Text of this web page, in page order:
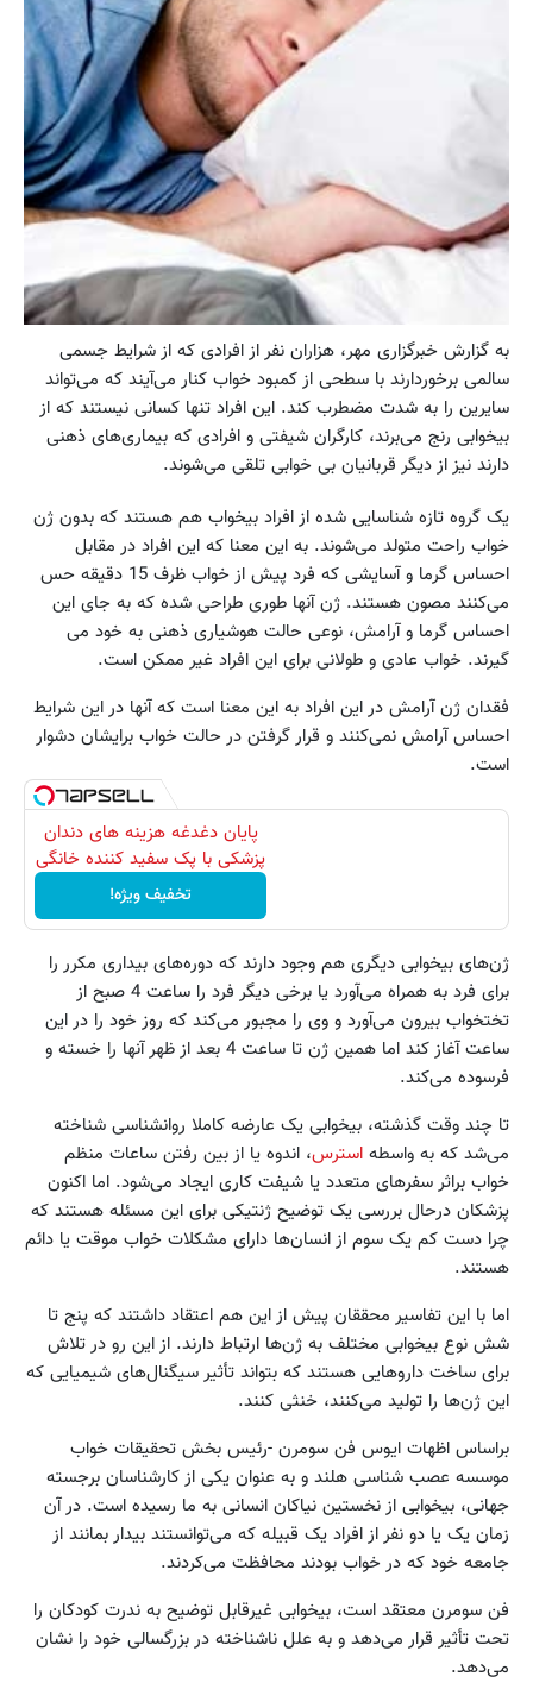
به گزارش خبرگزاری مهر، هزاران نفر از افرادی که از شرایط جسمی
سالمی برخوردارند با سطحی از کمبود خواب کنار می‌آیند که می‌تواند
سایرین را به شدت مضطرب کند. این افراد تنها کسانی نیستند که از
بیخوابی رنج می‌برند، کارگران شیفتی و افرادی که بیماری‌های ذهنی
دارند نیز از دیگر قربانیان بی خوابی تلقی می‌شوند.
یک گروه تازه شناسایی شده از افراد بیخواب هم هستند که بدون ژن
خواب راحت متولد می‌شوند. به این معنا که این افراد در مقابل
احساس گرما و آسایشی که فرد پیش از خواب ظرف 15 دقیقه حس
می‌کنند مصون هستند. ژن آنها طوری طراحی شده که به جای این
احساس گرما و آرامش، نوعی حالت هوشیاری ذهنی به خود می
گیرند. خواب عادی و طولانی برای این افراد غیر ممکن است.
فقدان ژن آرامش در این افراد به این معنا است که آنها در این شرایط
احساس آرامش نمی‌کنند و قرار گرفتن در حالت خواب برایشان دشوار
است.
پایان دغدغه هزینه های دندان
پزشکی با پک سفید کننده خانگی
تخفیف ویژه!
ژن‌های بیخوابی دیگری هم وجود دارند که دوره‌های بیداری مکرر را
برای فرد به همراه می‌آورد یا برخی دیگر فرد را ساعت 4 صبح از
تختخواب بیرون می‌آورد و وی را مجبور می‌کند که روز خود را در این
ساعت آغاز کند اما همین ژن تا ساعت 4 بعد از ظهر آنها را خسته و
فرسوده می‌کند.
تا چند وقت گذشته، بیخوابی یک عارضه کاملا روانشناسی شناخته
می‌شد که به واسطه استرس، اندوه یا از بین رفتن ساعات منظم
خواب براثر سفرهای متعدد یا شیفت کاری ایجاد می‌شود. اما اکنون
پزشکان درحال بررسی یک توضیح ژنتیکی برای این مسئله هستند که
چرا دست کم یک سوم از انسان‌ها دارای مشکلات خواب موقت یا دائم
هستند.
اما با این تفاسیر محققان پیش از این هم اعتقاد داشتند که پنج تا
شش نوع بیخوابی مختلف به ژن‌ها ارتباط دارند. از این رو در تلاش
برای ساخت داروهایی هستند که بتواند تأثیر سیگنال‌های شیمیایی که
این ژن‌ها را تولید می‌کنند، خنثی کنند.
براساس اظهات ایوس فن سومرن -رئیس بخش تحقیقات خواب
موسسه عصب شناسی هلند و به عنوان یکی از کارشناسان برجسته
جهانی، بیخوابی از نخستین نیاکان انسانی به ما رسیده است. در آن
زمان یک یا دو نفر از افراد یک قبیله که می‌توانستند بیدار بمانند از
جامعه خود که در خواب بودند محافظت می‌کردند.
فن سومرن معتقد است، بیخوابی غیرقابل توضیح به ندرت کودکان را
تحت تأثیر قرار می‌دهد و به علل ناشناخته در بزرگسالی خود را نشان
می‌دهد.